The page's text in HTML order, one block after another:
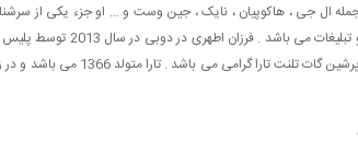
ال جی ، هاکوپیان ، نایک ، جین وست و … او جزء یکی از
هایی در زمینه مدلینگ
زندان شد . مجری دیگر